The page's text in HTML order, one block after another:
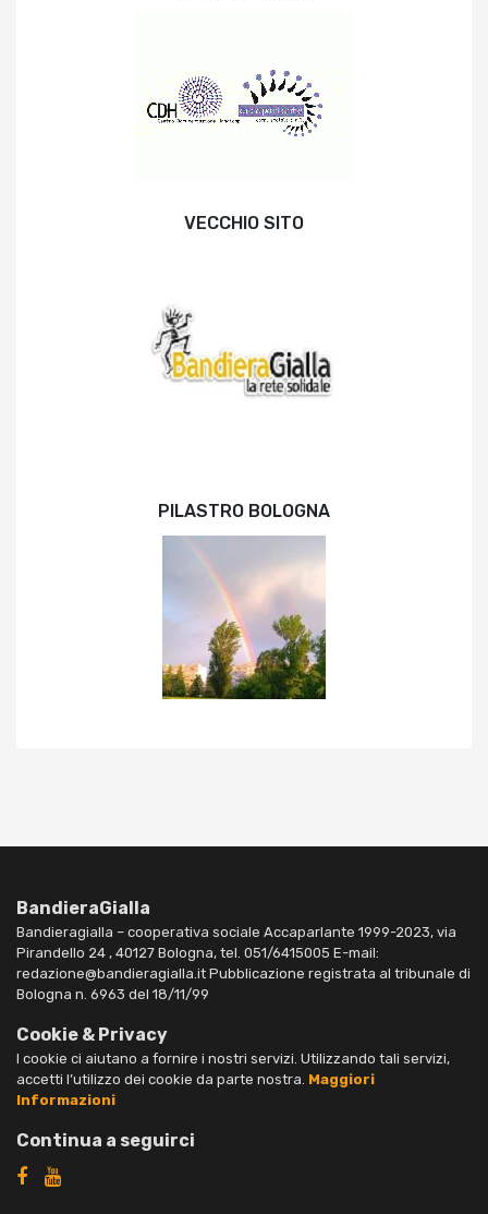
VECCHIO SITO
PILASTRO BOLOGNA
BandieraGialla
Bandieragialla – cooperativa sociale Accaparlante 1999-2023, via
Pirandello 24 , 40127 Bologna, tel. 051/6415005 E-mail:
redazione@bandieragialla.it Pubblicazione registrata al tribunale di
Bologna n. 6963 del 18/11/99
Cookie & Privacy
I cookie ci aiutano a fornire i nostri servizi. Utilizzando tali servizi,
accetti l’utilizzo dei cookie da parte nostra. Maggiori
Informazioni
Continua a seguirci